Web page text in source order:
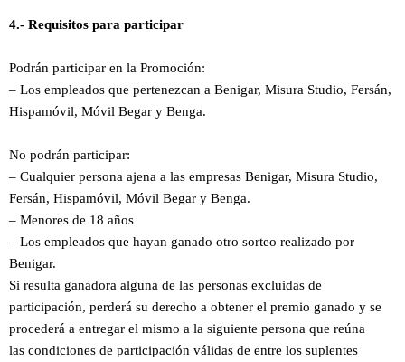
4.- Requisitos para participar
Podrán participar en la Promoción:
– Los empleados que pertenezcan a Benigar, Misura Studio, Fersán,
Hispamóvil, Móvil Begar y Benga.
No podrán participar:
– Cualquier persona ajena a las empresas Benigar, Misura Studio,
Fersán, Hispamóvil, Móvil Begar y Benga.
– Menores de 18 años
– Los empleados que hayan ganado otro sorteo realizado por
Benigar.
Si resulta ganadora alguna de las personas excluidas de
participación, perderá su derecho a obtener el premio ganado y se
procederá a entregar el mismo a la siguiente persona que reúna
las condiciones de participación válidas de entre los suplentes